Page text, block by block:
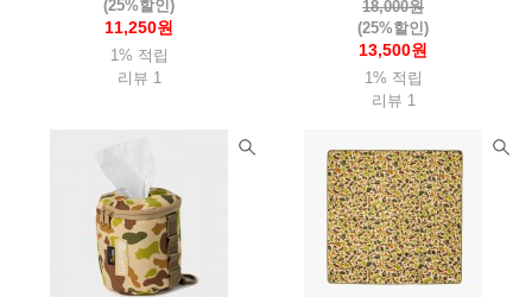
탑앤탑(Top&Top) 태광산업
테라네이션(Terranation)
티어에이드(Tearaid) 틸리(Tilley)
파이커택티컬 팬쳐리커버리풋웨어(Fanture) 페츨(Petzl)
파티존 페트로막스(Petromax) 펜들턴(Pendleton)
포스트엑스 포질스 폴라박스
퓨어핸드랜턴(Feuerhand) 프리머스(Primus) 프리즘(Prizm)
(25%할인)
11,250원
1% 적립
리뷰 1
18,000원
(25%할인)
13,500원
1% 적립
리뷰 1